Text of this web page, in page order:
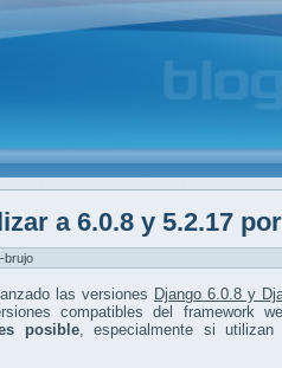
a 6.0.8 y 5.2.17
brujo
las versiones Django 6.0.8 y
compatibles del framework
posible, especialmente si